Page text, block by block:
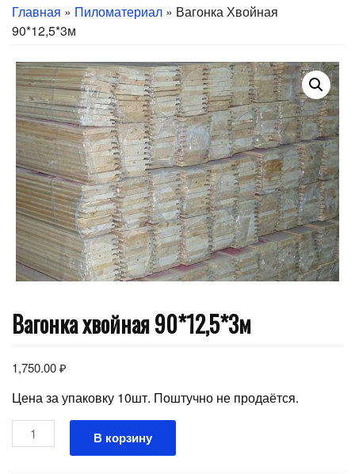
Главная » Пиломатериал » Вагонка Хвойная
90*12,5*3м
Вагонка хвойная 90*12,5*3м
1,750.00₽
Цена за упаковку 10шт. Поштучно не продаётся.
Количество
товара
В корзину